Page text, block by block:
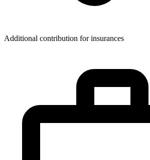
Additional contribution for insurances